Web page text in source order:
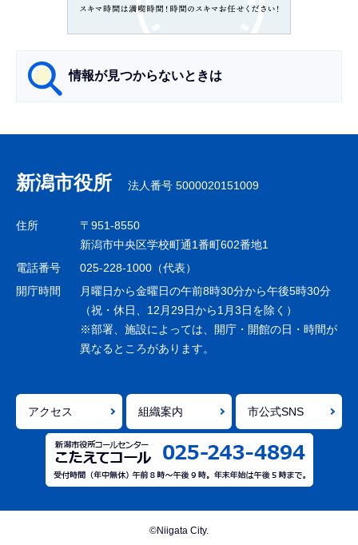
情報が見つからないときは
ナ
ビ
ゲ
シ
ョ
で
新潟市役所 法人番号 5000020151009
住所
〒951-8550
新潟市中央区学校町通1番町602番地1
電話番号
025-228-1000（代表）
開庁時間
月曜日から金曜日の午前8時30分から午後5時30分
（祝・休日、12月29日から1月3日を除く）
※部署、施設によっては、開庁・開館の日・時間が
異なるところがあります。
アクセス 組織案内 市公式SNS
©Niigata City.